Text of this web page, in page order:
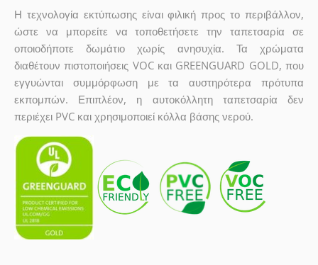
Η τεχνολογία εκτύπωσης είναι φιλική προς το περιβάλλον,
ώστε να μπορείτε να τοποθετήσετε την ταπετσαρία σε
οποιοδήποτε δωμάτιο χωρίς ανησυχία. Τα χρώματα
διαθέτουν πιστοποιήσεις VOC και GREENGUARD GOLD, που
εγγυώνται συμμόρφωση με τα αυστηρότερα πρότυπα
εκπομπών. Επιπλέον, η αυτοκόλλητη ταπετσαρία δεν
περιέχει PVC και χρησιμοποιεί κόλλα βάσης νερού.